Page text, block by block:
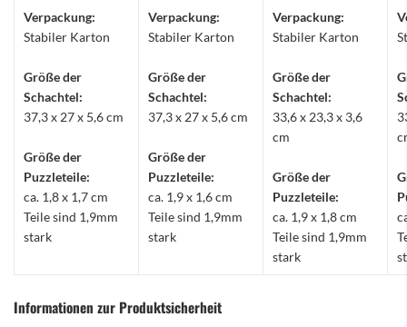
Verpackung:
Stabiler Karton
Größe der
Schachtel:
37,3 x 27 x 5,6 cm
Größe der
Puzzleteile:
ca. 1,8 x 1,7 cm
Teile sind 1,9mm
stark
Verpackung:
Stabiler Karton
Größe der
Schachtel:
37,3 x 27 x 5,6 cm
Größe der
Puzzleteile:
ca. 1,9 x 1,6 cm
Teile sind 1,9mm
stark
Verpackung:
Stabiler Karton
Größe der
Schachtel:
33,6 x 23,3 x 3,6
cm
Größe der
Puzzleteile:
ca. 1,9 x 1,8 cm
Teile sind 1,9mm
stark
Informationen zur Produktsicherheit